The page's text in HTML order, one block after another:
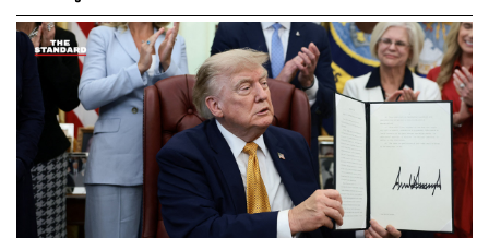
tronically
TAGS: Donald Trump USA France Iran
G7
ตะวันออกกลาง
การเจรจาสันติภาพ